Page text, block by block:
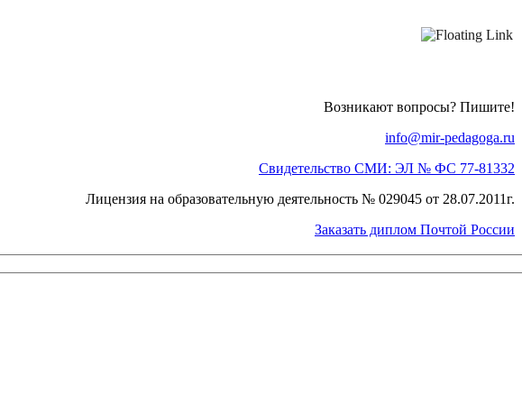
Возникают вопросы? Пишите!
info@mir-pedagoga.ru
Свидетельство СМИ: ЭЛ № ФС 77-81332
Лицензия на образовательную деятельность № 029045 от 28.07.2011г.
Заказать диплом Почтой России